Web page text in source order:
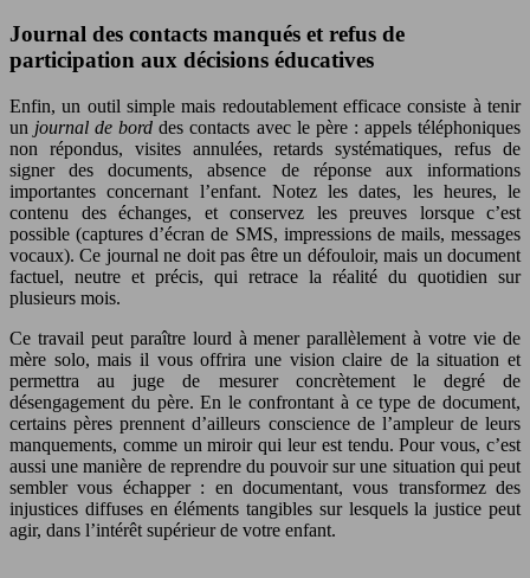
Journal des contacts manqués et refus de
participation aux décisions éducatives
Enfin, un outil simple mais redoutablement efficace consiste à tenir
un journal de bord des contacts avec le père : appels téléphoniques
non répondus, visites annulées, retards systématiques, refus de
signer des documents, absence de réponse aux informations
importantes concernant l’enfant. Notez les dates, les heures, le
contenu des échanges, et conservez les preuves lorsque c’est
possible (captures d’écran de SMS, impressions de mails, messages
vocaux). Ce journal ne doit pas être un défouloir, mais un document
factuel, neutre et précis, qui retrace la réalité du quotidien sur
plusieurs mois.
Ce travail peut paraître lourd à mener parallèlement à votre vie de
mère solo, mais il vous offrira une vision claire de la situation et
permettra au juge de mesurer concrètement le degré de
désengagement du père. En le confrontant à ce type de document,
certains pères prennent d’ailleurs conscience de l’ampleur de leurs
manquements, comme un miroir qui leur est tendu. Pour vous, c’est
aussi une manière de reprendre du pouvoir sur une situation qui peut
sembler vous échapper : en documentant, vous transformez des
injustices diffuses en éléments tangibles sur lesquels la justice peut
agir, dans l’intérêt supérieur de votre enfant.